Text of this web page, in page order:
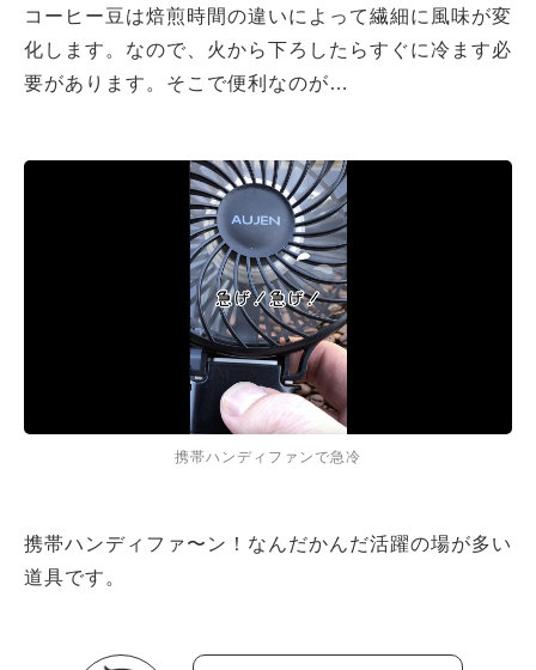
コーヒー豆は焙煎時間の違いによって繊細に風味が変
化します。なので、火から下ろしたらすぐに冷ます必
要があります。そこで便利なのが…
携帯ハンディファンで急冷
携帯ハンディファ〜ン！なんだかんだ活躍の場が多い
道具です。